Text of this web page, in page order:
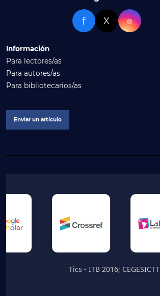
f X ⌾
Información
Para lectores/as
Para autores/as
Para bibliotecarios/as
Enviar un artículo
Tics - ITB 2016; CEGESICTT